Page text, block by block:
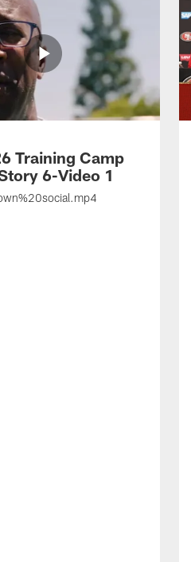
Training Camp
6-Video 1